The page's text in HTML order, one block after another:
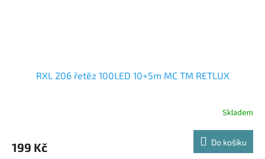
RXL 206 řetěz 100LED 10+5m MC TM RETLUX
Skladem
199 Kč Do košíku